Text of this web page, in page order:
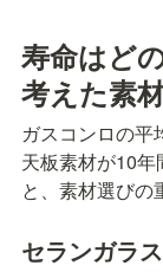
寿命はど
考えた素
ガスコンロの平
天板素材が10
と、素材選びの
セランガラ